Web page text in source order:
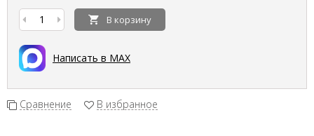
В корзину
Написать в MAX
Сравнение В избранное